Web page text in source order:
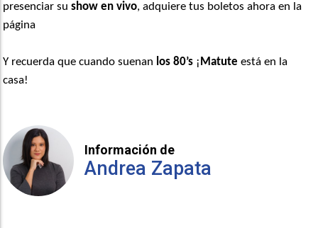
presenciar sushow en vivo, adquiere tus boletos ahora en la
página
Y recuerda que cuando suenan los 80’s ¡ Matute está en la
casa!
Información de
Andrea Zapata